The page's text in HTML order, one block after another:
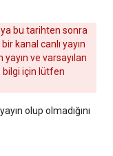
bu tarihten sonra
kanal canlı yayın
ve varsayılan
bilgi için lütfen
olup olmadığını